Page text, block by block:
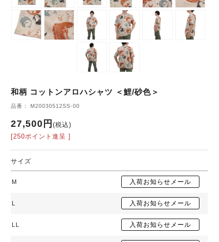
和柄 コットンアロハシャツ ＜鯉/砂色＞
品番： M20030512SS-00
27,500円(税込)
[250ポイント進呈 ]
サイズ
M
L
LL